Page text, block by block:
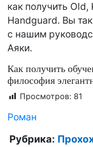
как получить
Handguard. Вы
с нашим
Аяки.
Как получить
философия
Просмотров: 81
Роман
Рубрика: